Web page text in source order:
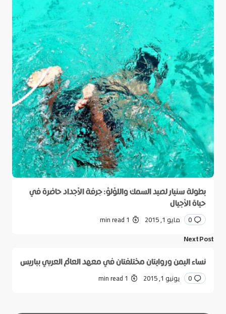
بطولة سنيار لصيد السمك واللؤلؤ: حِرفة الأجداد حاضرة في
حياة الأجيال
0 مايو 1, 2015 1 min read
Next Post
نساء اليمن وروايتان مختلفتان في معهد العالم العربي بباريس
0 يونيو 1, 2015 1 min read